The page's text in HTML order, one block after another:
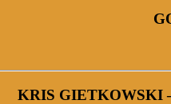
KRIS GIETKOWSKI